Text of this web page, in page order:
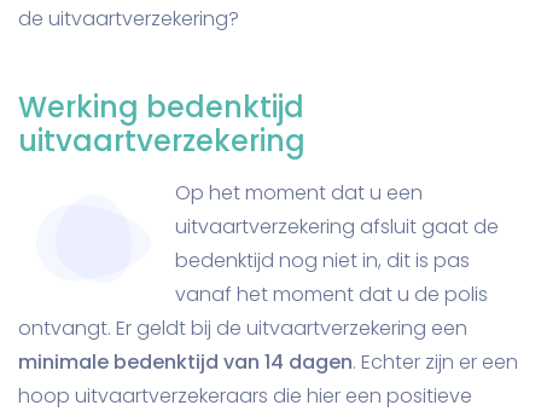
de uitvaartverzekering?
Werking bedenktijd
uitvaartverzekering
Op het moment dat u een
uitvaartverzekering afsluit gaat de
bedenktijd nog niet in, dit is pas
vanaf het moment dat u de polis
ontvangt. Er geldt bij de uitvaartverzekering een
minimale bedenktijd van 14 dagen. Echter zijn er een
hoop uitvaartverzekeraars die hier een positieve